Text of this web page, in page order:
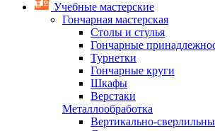
Учебные мастерские
Гончарная мастерская
Столы и стулья
Гончарные
Турнетки
Гончарные круги
Шкафы
Верстаки
Металлообработка
Вертикально-